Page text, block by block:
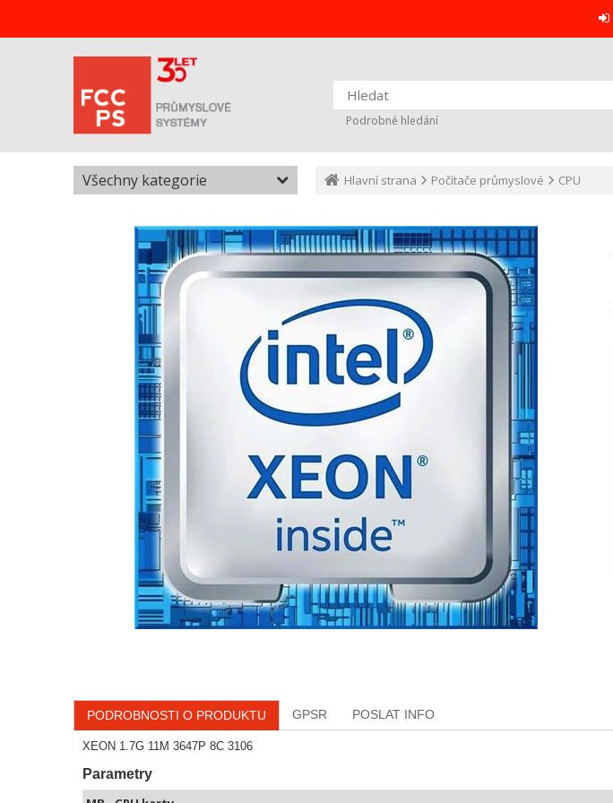
Podrobné hledání
Všechny kategorie Hlavní strana Počítače průmyslové CPU
PODROBNOSTI O PRODUKTU GPSR POSLAT INFO
XEON 1.7G 11M 3647P 8C 3106
Parametry